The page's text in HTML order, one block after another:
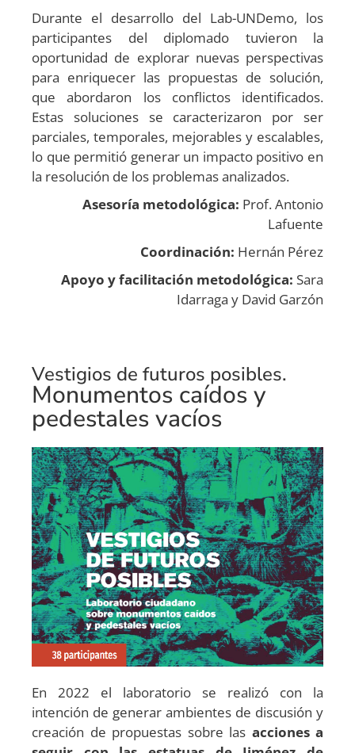
Durante el desarrollo del Lab-UNDemo, los
participantes del diplomado tuvieron la
oportunidad de explorar nuevas perspectivas
para enriquecer las propuestas de solución,
que abordaron los conflictos identificados.
Estas soluciones se caracterizaron por ser
parciales, temporales, mejorables y escalables,
lo que permitió generar un impacto positivo en
la resolución de los problemas analizados.
Asesoría metodológica: Prof. Antonio
Lafuente
Coordinación: Hernán Pérez
Apoyo y facilitación metodológica: Sara
Idarraga y David Garzón
Vestigios de futuros posibles.
Monumentos caídos y
pedestales vacíos
En 2022 el laboratorio se realizó con la
intención de generar ambientes de discusión y
creación de propuestas sobre las acciones a